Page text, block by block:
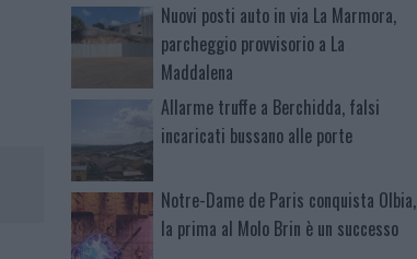
Nuovi posti auto in via La Marmora,
parcheggio provvisorio a La
Maddalena
Allarme truffe a Berchidda, falsi
incaricati bussano alle porte
Notre-Dame de Paris conquista Olbia,
la prima al Molo Brin è un successo